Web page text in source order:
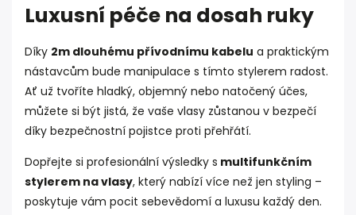
Luxusní péče na dosah ruky
Díky 2m dlouhému přívodnímu kabelu a praktickým
nástavcům bude manipulace s tímto stylerem radost.
Ať už tvoříte hladký, objemný nebo natočený účes,
můžete si být jistá, že vaše vlasy zůstanou v bezpečí
díky bezpečnostní pojistce proti přehřátí.
Dopřejte si profesionální výsledky s multifunkčním
stylerem na vlasy, který nabízí více než jen styling –
poskytuje vám pocit sebevědomí a luxusu každý den.